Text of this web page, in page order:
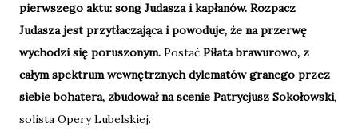
pierwszego aktu: song Judasza i kapłanów. Rozpacz
Judasza jest przytłaczająca i powoduje, że na przerwę
wychodzi się poruszonym. Postać Piłata brawurowo, z
całym spektrum wewnętrznych dylematów granego przez
siebie bohatera, zbudował na scenie Patrycjusz Sokołowski,
solista Opery Lubelskiej.